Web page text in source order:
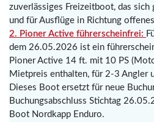
zuverlässiges Freizeitboot, das sich
und für Ausflüge in Richtung
2. Pioner Active führerscheinfrei:
dem 26.05.2026 ist ein
Pioner Active 14 ft. mit 10 PS
Mietpreis enthalten, für 2-3 Angler
Dieses Boot ersetzt für neue
Buchungsabschluss Stichtag
Boot Nordkapp Enduro.